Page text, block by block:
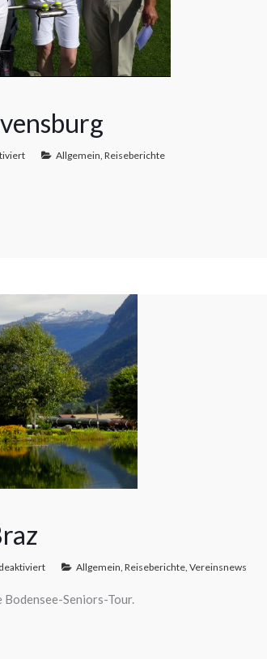
Allgemein Reiseberichte
Allgemein Reiseberichte Vereinsnews
Bodensee-Seniors-Tour.